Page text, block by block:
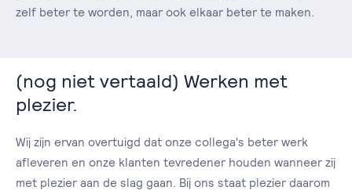
zelf beter te worden, maar ook elkaar beter te maken.
(nog niet vertaald) Werken met
plezier.
Wij zijn ervan overtuigd dat onze collega's beter werk
afleveren en onze klanten tevredener houden wanneer zij
met plezier aan de slag gaan. Bij ons staat plezier daarom